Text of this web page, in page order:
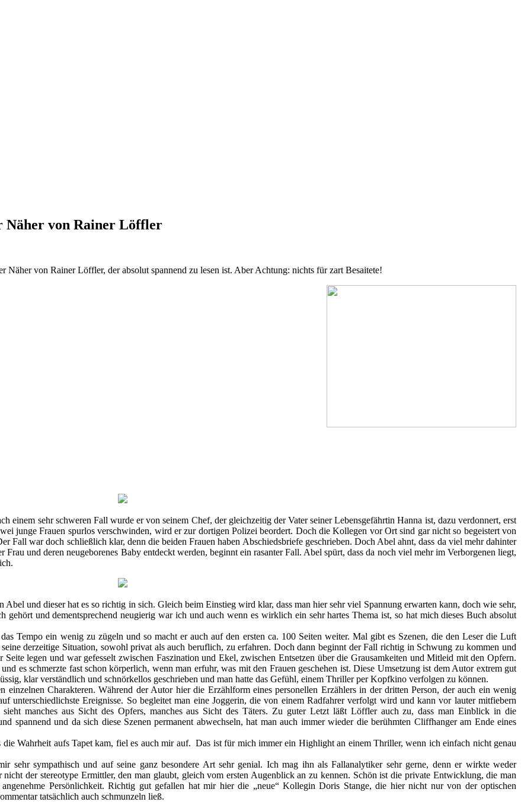
Näher von Rainer Löffler
von Rainer Löffler, der absolut spannend zu lesen ist. Aber Achtung: nichts für zart Besaitete!
sehr schweren Fall wurde er von seinem Chef, der gleichzeitig der Vater seiner Lebensgefährtin Hanna ist, dazu verdonnert, erst
junge Frauen spurlos verschwinden, wird er zur dortigen Polizei beordert. Doch die Kollegen vor Ort sind gar nicht so begeistert von
Fall war doch schließlich klar, denn die beiden Frauen haben Abschiedsbriefe geschrieben. Doch Abel ahnt, dass da viel mehr dahinter
und deren neugeborenes Baby entdeckt werden, beginnt ein rasanter Fall. Abel spürt, dass da noch viel mehr im Verborgenen liegt,
und dieser hat es so richtig in sich. Gleich beim Einstieg wird klar, dass man hier sehr viel Spannung erwarten kann, doch wie sehr,
und dementsprechend neugierig war ich und auch wenn es wirklich ein sehr hartes Thema ist, so hat mich dieses Buch absolut
Tempo ein wenig zu zügeln und so macht er auch auf den ersten ca. 100 Seiten weiter. Mal gibt es Szenen, die den Leser die Luft
derzeitige Situation, sowohl privat als auch beruflich, zu erfahren. Doch dann beginnt der Fall richtig in Schwung zu kommen und
legen und war gefesselt zwischen Faszination und Ekel, zwischen Entsetzen über die Grausamkeiten und Mitleid mit den Opfern.
es schmerzte fast schon körperlich, wenn man erfuhr, was mit den Frauen geschehen ist. Diese Umsetzung ist dem Autor extrem gut
klar verständlich und schnörkellos geschrieben und man hatte das Gefühl, einem Thriller per Kopfkino verfolgen zu können.
Charakteren. Während der Autor hier die Erzählform eines personellen Erzählers in der dritten Person, der auch ein wenig
unterschiedlichste Ereignisse. So begleitet man eine Joggerin, die von einem Radfahrer verfolgt wird und kann vor lauter mitfiebern
manches aus Sicht des Opfers, manches aus Sicht des Täters. Zu guter Letzt läßt Löffler auch zu, dass man Einblick in die
spannend und da sich diese Szenen permanent abwechseln, hat man auch immer wieder die berühmten Cliffhanger am Ende eines
Wahrheit aufs Tapet kam, fiel es auch mir auf. Das ist für mich immer ein Highlight an einem Thriller, wenn ich einfach nicht genau
sehr sympathisch und auf seine ganz besondere Art sehr genial. Ich mag ihn als Fallanalytiker sehr gerne, denn er wirkte weder
der stereotype Ermittler, den man glaubt, gleich vom ersten Augenblick an zu kennen. Schön ist die private Entwicklung, die man
Persönlichkeit. Richtig gut gefallen hat mir hier die „neue“ Kollegin Doris Stange, die hier nicht nur von der optischen
tatsächlich auch schmunzeln ließ.